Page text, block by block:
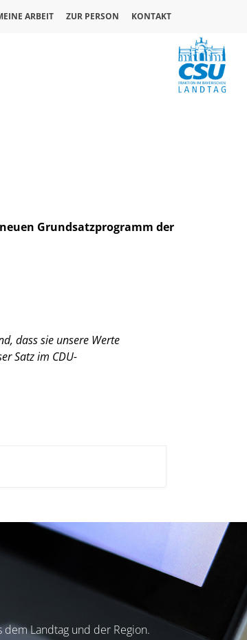
ARBEIT ZUR PERSON KONTAKT
Grundsatzprogramm der
dass sie unsere Werte
Satz im CDU-
Landtag und der Region.